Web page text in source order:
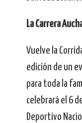
La Carrera
Vuelve la
edición de un
para toda la
celebrará el 6
Deportivo